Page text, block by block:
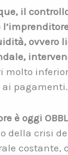
il
ovvero
molto
pagamenti.
è oggi
della crisi